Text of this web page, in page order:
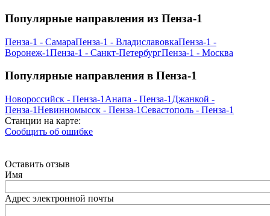
Популярные направления из Пенза-1
Пенза-1 - СамараПенза-1 - ВладиславовкаПенза-1 -
Воронеж-1Пенза-1 - Санкт-ПетербургПенза-1 - Москва
Популярные направления в Пенза-1
Новороссийск - Пенза-1 Анапа - Пенза-1 Джанкой -
Пенза-1Невинномысск - Пенза-1Севастополь - Пенза-1
Станции на карте:
Сообщить об ошибке
Оставить отзыв
Имя
Адрес электронной почты